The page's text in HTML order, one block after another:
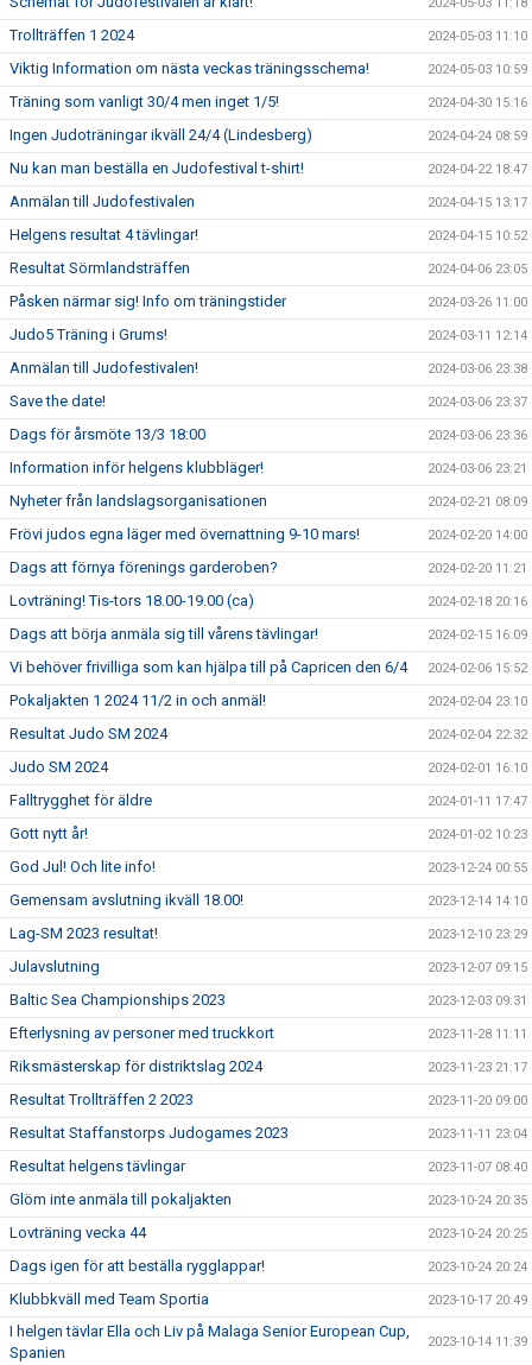
Trollträffen 1 2024 2024-05-03 11:10
Viktig Information om nästa veckas träningsschema! 2024-05-03 10:59
Träning som vanligt 30/4 men inget 1/5! 2024-04-30 15:16
Ingen Judoträningar ikväll 24/4 (Lindesberg) 2024-04-24 08:59
Nu kan man beställa en Judofestival t-shirt! 2024-04-22 18:47
Anmälan till Judofestivalen 2024-04-15 13:17
Helgens resultat 4 tävlingar! 2024-04-15 10:52
Resultat Sörmlandsträffen 2024-04-06 23:05
Påsken närmar sig! Info om träningstider 2024-03-26 11:00
Judo5 Träning i Grums! 2024-03-11 12:14
Anmälan till Judofestivalen! 2024-03-06 23:38
Save the date! 2024-03-06 23:37
Dags för årsmöte 13/3 18:00 2024-03-06 23:36
Information inför helgens klubbläger! 2024-03-06 23:21
Nyheter från landslagsorganisationen 2024-02-21 08:09
Frövi judos egna läger med övernattning 9-10 mars! 2024-02-20 14:00
Dags att förnya förenings garderoben? 2024-02-20 11:21
Lovträning! Tis-tors 18.00-19.00 (ca) 2024-02-18 20:16
Dags att börja anmäla sig till vårens tävlingar! 2024-02-15 16:09
Vi behöver frivilliga som kan hjälpa till på Capricen den 6/4 2024-02-06 15:52
Pokaljakten 1 2024 11/2 in och anmäl! 2024-02-04 23:10
Resultat Judo SM 2024 2024-02-04 22:32
Judo SM 2024 2024-02-01 16:10
Falltrygghet för äldre 2024-01-11 17:47
Gott nytt år! 2024-01-02 10:23
God Jul! Och lite info! 2023-12-24 00:55
Gemensam avslutning ikväll 18.00! 2023-12-14 14:10
Lag-SM 2023 resultat! 2023-12-10 23:29
Julavslutning 2023-12-07 09:15
Baltic Sea Championships 2023 2023-12-03 09:31
Efterlysning av personer med truckkort 2023-11-28 11:11
Riksmästerskap för distriktslag 2024 2023-11-23 21:17
Resultat Trollträffen 2 2023 2023-11-20 09:00
Resultat Staffanstorps Judogames 2023 2023-11-11 23:04
Resultat helgens tävlingar 2023-11-07 08:40
Glöm inte anmäla till pokaljakten 2023-10-24 20:35
Lovträning vecka 44 2023-10-24 20:25
Dags igen för att beställa rygglappar! 2023-10-24 20:24
Klubbkväll med Team Sportia 2023-10-17 20:49
I helgen tävlar Ella och Liv på Malaga Senior European Cup,
Spanien
2023-10-14 11:39